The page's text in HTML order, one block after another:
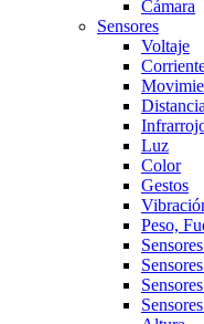
Cámara
Sensores
Voltaje
Distancia
Luz
Color
Gestos
Peso,